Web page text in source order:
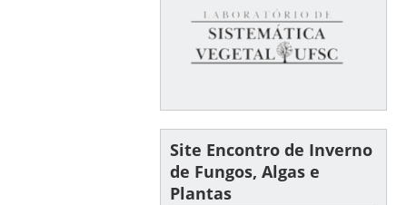
Site Encontro de Inverno
de Fungos, Algas e
Plantas